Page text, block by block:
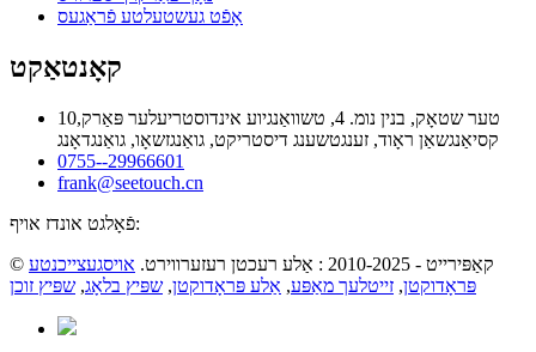
אָפֿט געשטעלטע פֿראַגעס
קאָנטאַקט
10טער שטאָק, בנין נומ. 4, טשוואַנגיוע אינדוסטריעלער פּאַרק,
קסיאַנגשאַן ראָוד, זענגטשענג דיסטריקט, גואַנגזשאָו, גואַנגדאָנג
0755--29966601
frank@seetouch.cn
פֿאָלגט אונדז אויף:
© קאַפּירייט - 2010-2025 : אַלע רעכטן רעזערווירט.
אויסגעצייכנטע
פּראָדוקטן, זייטלעך מאַפּע, אַלע פּראָדוקטן, שפּיץ בלאָג, שפּיץ זוכן